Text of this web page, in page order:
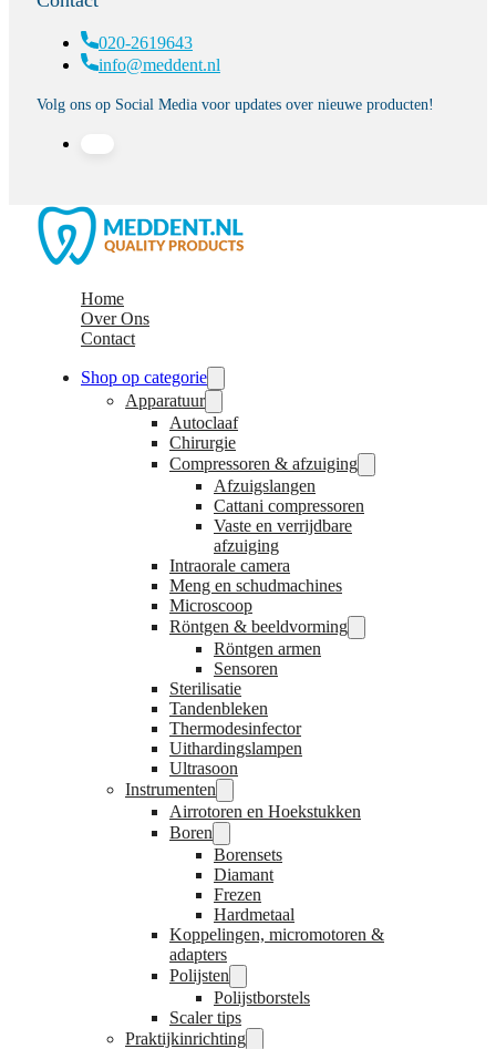
020-2619643
info@meddent.nl
Volg ons op Social Media voor updates over nieuwe producten!
Home
Over Ons
Contact
Shop op categorie
Apparatuur
Autoclaaf
Chirurgie
Compressoren & afzuiging
Afzuigslangen
Cattani compressoren
Vaste en verrijdbare
afzuiging
Intraorale camera
Meng en schudmachines
Microscoop
Röntgen & beeldvorming
Röntgen armen
Sensoren
Sterilisatie
Tandenbleken
Thermodesinfector
Uithardingslampen
Ultrasoon
Instrumenten
Airrotoren en Hoekstukken
Boren
Borensets
Diamant
Frezen
Hardmetaal
Koppelingen, micromotoren &
adapters
Polijsten
Polijstborstels
Scaler tips
Praktijkinrichting